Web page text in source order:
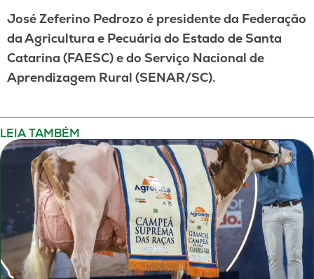
José Zeferino Pedrozo é presidente da Federação
da Agricultura e Pecuária do Estado de Santa
Catarina (FAESC) e do Serviço Nacional de
Aprendizagem Rural (SENAR/SC).
LEIA TAMBÉM